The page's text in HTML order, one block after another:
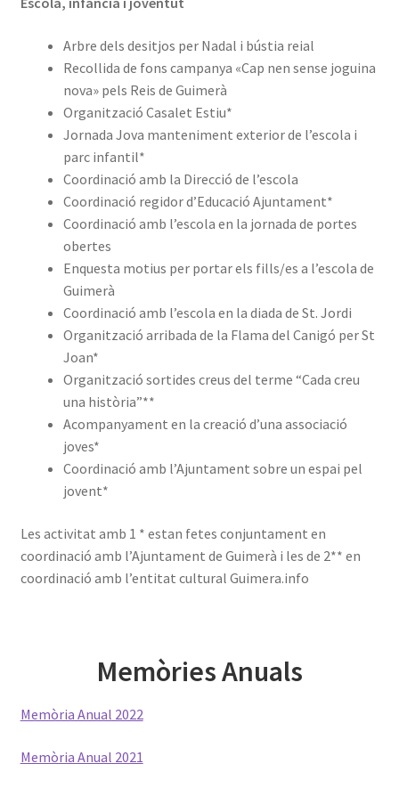
Arbre dels desitjos per Nadal i bústia reial
Recollida de fons campanya «Cap nen sense joguina
nova» pels Reis de Guimerà
Organització Casalet Estiu*
Jornada Jova manteniment exterior de l’escola i
parc infantil*
Coordinació amb la Direcció de l’escola
Coordinació regidor d’Educació Ajuntament*
Coordinació amb l’escola en la jornada de portes
obertes
Enquesta motius per portar els fills/es a l’escola de
Guimerà
Coordinació amb l’escola en la diada de St. Jordi
Organització arribada de la Flama del Canigó per St
Joan*
Organització sortides creus del terme “Cada creu
una història”**
Acompanyament en la creació d’una associació
joves*
Coordinació amb l’Ajuntament sobre un espai pel
jovent*
Les activitat amb 1 * estan fetes conjuntament en
coordinació amb l’Ajuntament de Guimerà i les de 2** en
coordinació amb l’entitat cultural Guimera.info
Memòries Anuals
Memòria Anual 2022
Memòria Anual 2021